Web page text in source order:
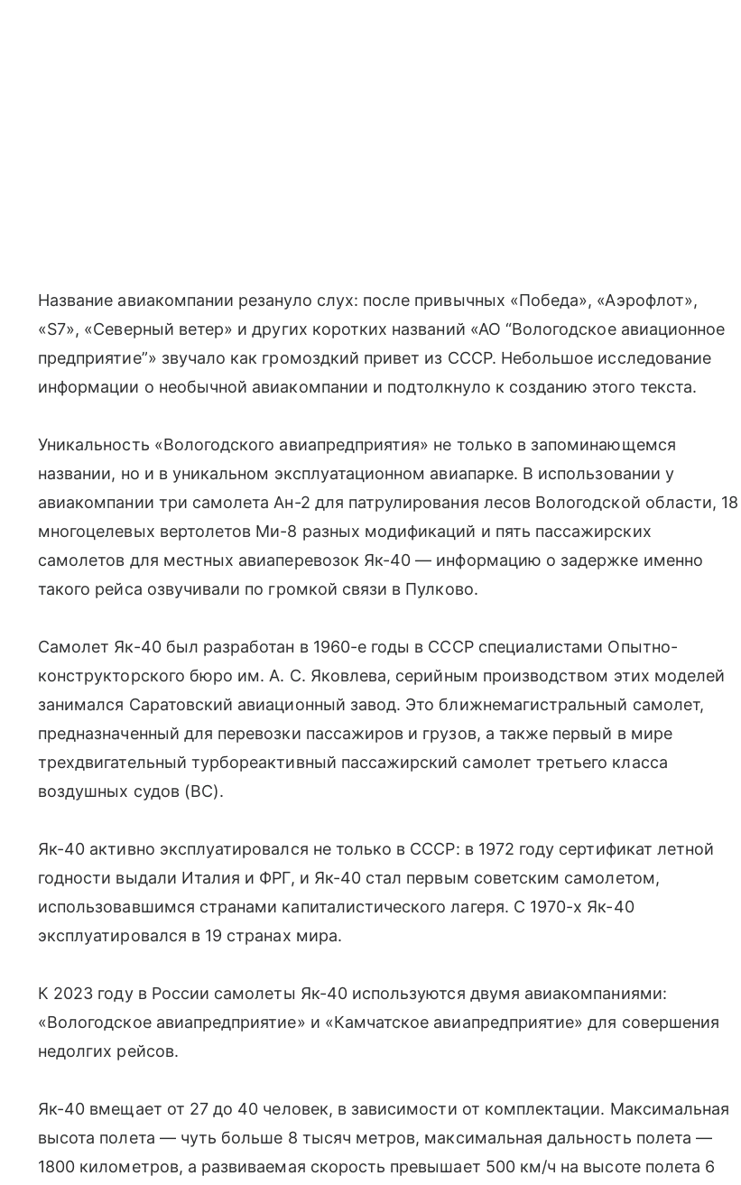
Название авиакомпании резануло слух: после привычных «Победа», «Аэрофлот»,
«S7», «Северный ветер» и других коротких названий «АО “Вологодское авиационное
предприятие”» звучало как громоздкий привет из СССР. Небольшое исследование
информации о необычной авиакомпании и подтолкнуло к созданию этого текста.
Уникальность «Вологодского авиапредприятия» не только в запоминающемся
названии, но и в уникальном эксплуатационном авиапарке. В использовании у
авиакомпании три самолета Ан-2 для патрулирования лесов Вологодской области, 18
многоцелевых вертолетов Ми-8 разных модификаций и пять пассажирских
самолетов для местных авиаперевозок Як-40 — информацию о задержке именно
такого рейса озвучивали по громкой связи в Пулково.
Самолет Як-40 был разработан в 1960-е годы в СССР специалистами Опытно-
конструкторского бюро им. А. С. Яковлева, серийным производством этих моделей
занимался Саратовский авиационный завод. Это ближнемагистральный самолет,
предназначенный для перевозки пассажиров и грузов, а также первый в мире
трехдвигательный турбореактивный пассажирский самолет третьего класса
воздушных судов (ВС).
Як-40 активно эксплуатировался не только в СССР: в 1972 году сертификат летной
годности выдали Италия и ФРГ, и Як-40 стал первым советским самолетом,
использовавшимся странами капиталистического лагеря. С 1970-х Як-40
эксплуатировался в 19 странах мира.
К 2023 году в России самолеты Як-40 используются двумя авиакомпаниями:
«Вологодское авиапредприятие» и «Камчатское авиапредприятие» для совершения
недолгих рейсов.
Як-40 вмещает от 27 до 40 человек, в зависимости от комплектации. Максимальная
высота полета — чуть больше 8 тысяч метров, максимальная дальность полета —
1800 километров, а развиваемая скорость превышает 500 км/ч на высоте полета 6